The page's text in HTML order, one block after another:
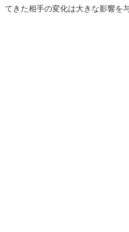
てきた相手の変化は大きな影響を